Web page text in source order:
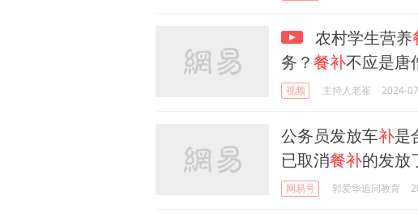
农村学生营养
务？餐补不应是唐
视频 主持人老崔 2024-
公务员发放车补是
已取消餐补的发放
网易号 郭爱华追问教育